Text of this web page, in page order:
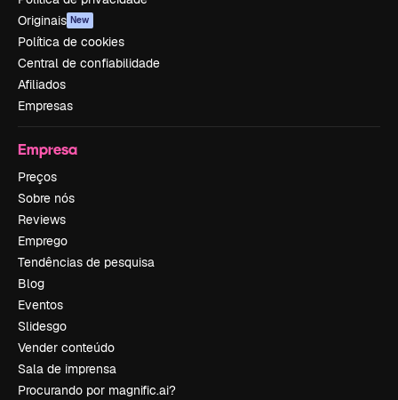
Originais New
Política de cookies
Central de confiabilidade
Afiliados
Empresas
Empresa
Preços
Sobre nós
Reviews
Emprego
Tendências de pesquisa
Blog
Eventos
Slidesgo
Vender conteúdo
Sala de imprensa
Procurando por magnific.ai?